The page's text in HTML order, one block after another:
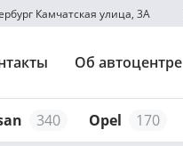
Камчатская улица, 3А
Об автоцентре
340 Opel 170